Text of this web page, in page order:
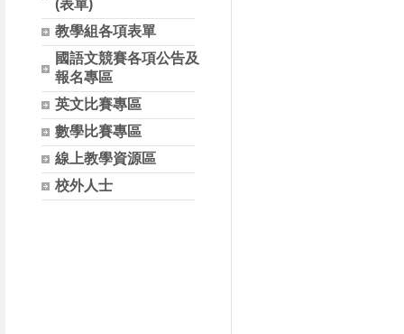
(表單)
教學組各項表單
國語文競賽各項公告及
報名專區
英文比賽專區
數學比賽專區
線上教學資源區
校外人士